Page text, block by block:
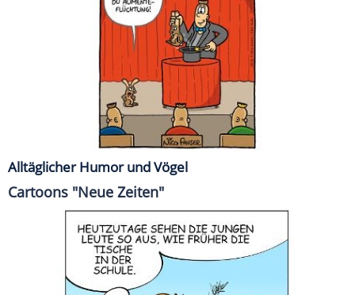
Alltäglicher Humor und Vögel
Cartoons "Neue Zeiten"